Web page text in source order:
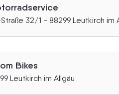
32/1 - 88299 Leutkirch im
Bikes
Leutkirch im Allgäu